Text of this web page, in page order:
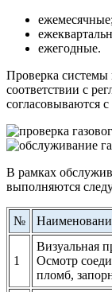
ежемесячные;
ежегодные.
Проверка системы
соответствии с
согласовываются
В рамках
выполняются
№
1
Визуальная
Осмотр
пломб,